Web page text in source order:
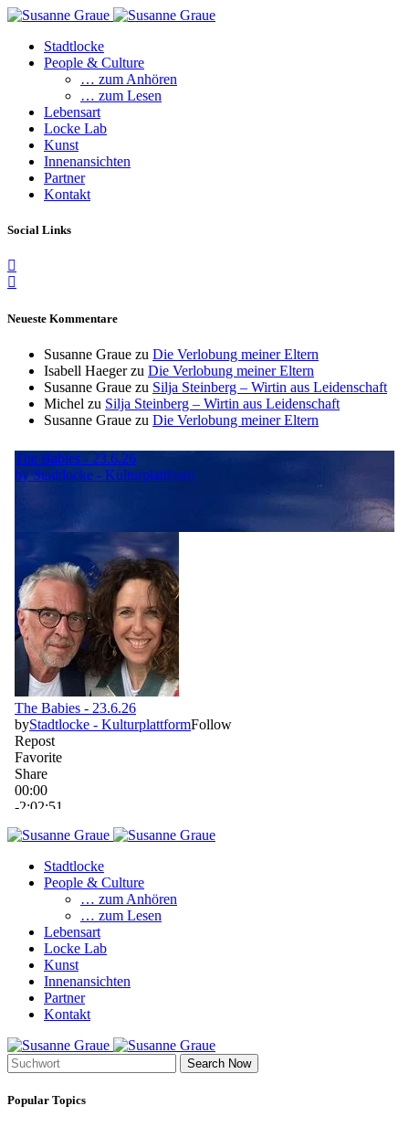
Stadtlocke
People & Culture
… zum Anhören
… zum Lesen
Lebensart
Locke Lab
Kunst
Innenansichten
Partner
Kontakt
Social Links
Neueste Kommentare
Susanne Graue zu Die Verlobung meiner Eltern
Isabell Haegerzu Die Verlobung meiner Eltern
Susanne Graue zu Silja Steinberg – Wirtin aus Leidenschaft
Michel zu Silja Steinberg – Wirtin aus Leidenschaft
Susanne Graue zu Die Verlobung meiner Eltern
Stadtlocke
People & Culture
… zum Anhören
… zum Lesen
Lebensart
Locke Lab
Kunst
Innenansichten
Partner
Kontakt
Search Now
Popular Topics